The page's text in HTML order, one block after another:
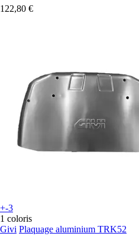
122,80 €
+-3
1 coloris
Givi Plaquage aluminium TRK52